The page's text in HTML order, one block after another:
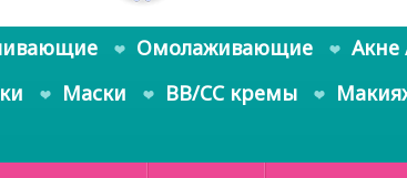
Омолаживающие
Маски BB/CC кремы